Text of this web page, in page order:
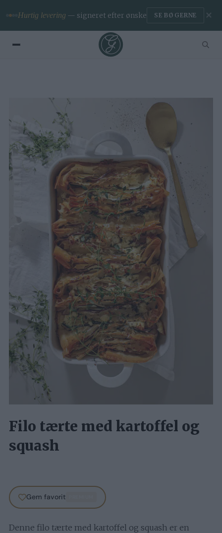
Hurtig levering — signeret efter ønske SE BØGERNE ✕
Filo tærte med kartoffel og
squash
Gem favorit
Denne filo tærte med kartoffel og squash er en